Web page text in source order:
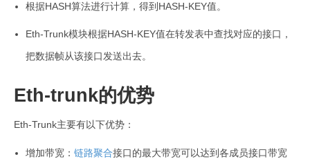
根据HASH算法进行计算，得到HASH-KEY值。
Eth-Trunk模块根据HASH-KEY值在转发表中查找对应的接口，
把数据帧从该接口发送出去。
Eth-trunk的优势
Eth-Trunk主要有以下优势：
增加带宽： 链路聚合接口的最大带宽可以达到各成员接口带宽